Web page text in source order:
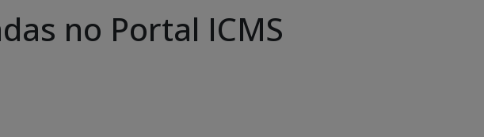
no Portal ICMS